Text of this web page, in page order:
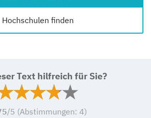
Hochschulen finden
Text hilfreich für Sie?
/5 (Abstimmungen: 4)